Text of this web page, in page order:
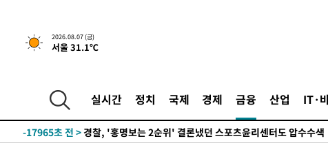
2026.08.07 (금)
서울 31.1℃
실시간 정치 국제 경제 금융 산업 IT·
4시간 전 >내일까지 39도 '펄펄'…기상청 "태풍 지나며 폭염 잠시 꺾인다"
-19280초 전 >
축구협회, 15년 전 심판 성 접대 파문에 "현재는 내부 지침 준
-17965초 전 >경찰, '홍명보는 2순위' 결론냈던 스포츠윤리센터도 압수수색
-3561초 전 >[속보]합참 "北 발사체는 단거리탄도미사일…감시·경계태세